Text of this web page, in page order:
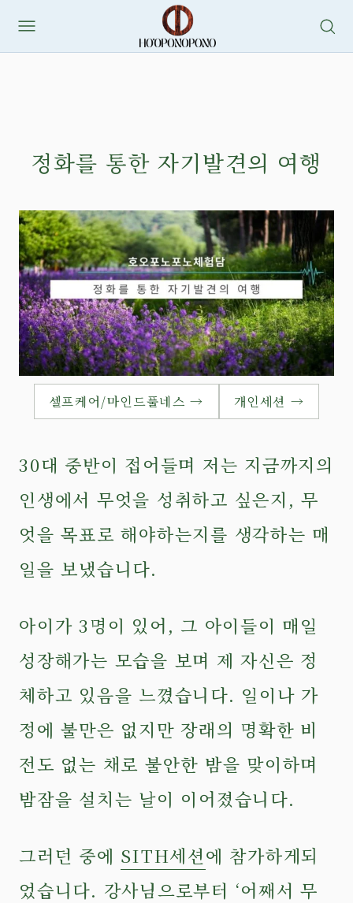
정화를 통한 자기발견의 여행
셀프케어/마인드풀네스 → 개인세션 →
30대 중반이 접어들며 저는 지금까지의
인생에서 무엇을 성취하고 싶은지, 무
엇을 목표로 해야하는지를 생각하는 매
일을 보냈습니다.
아이가 3명이 있어, 그 아이들이 매일
성장해가는 모습을 보며 제 자신은 정
체하고 있음을 느꼈습니다. 일이나 가
정에 불만은 없지만 장래의 명확한 비
전도 없는 채로 불안한 밤을 맞이하며
밤잠을 설치는 날이 이어졌습니다.
그러던 중에 SITH세션에 참가하게되
었습니다. 강사님으로부터 ‘어째서 무